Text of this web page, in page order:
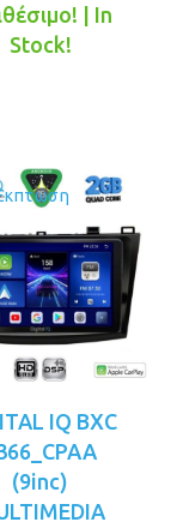
was:
| In
Stock!
IQ BXC
(9inc)